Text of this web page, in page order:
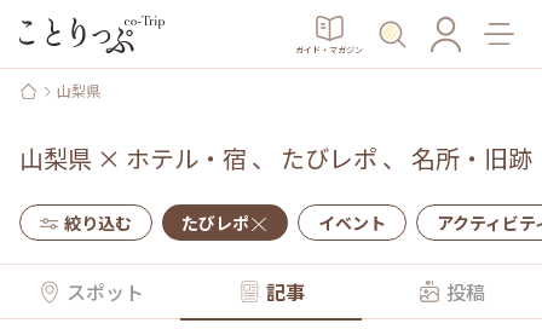
ガイド・マガジン
山梨県
山梨県 × ホテル・宿 、 たびレポ 、 名所・旧跡
絞り込む たびレポ イベント アクティビテ
スポット 記事 投稿